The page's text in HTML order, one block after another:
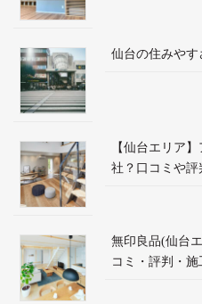
仙台の住みやす
【仙台エリア
社？口コミや
無印良品(仙台
コミ・評判・